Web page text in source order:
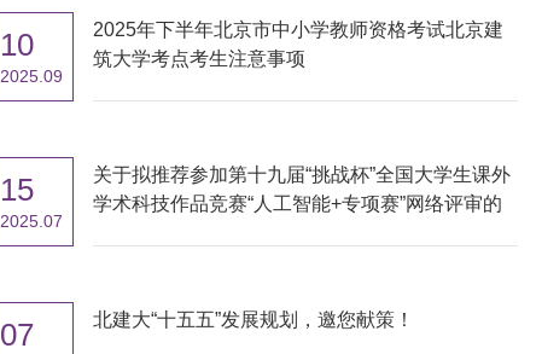
10
2025.09
2025年下半年北京市中小学教师资格考试北京建
筑大学考点考生注意事项
15
2025.07
关于拟推荐参加第十九届“挑战杯”全国大学生课外
学术科技作品竞赛“人工智能+专项赛”网络评审的
07 北建大“十五五”发展规划，邀您献策！